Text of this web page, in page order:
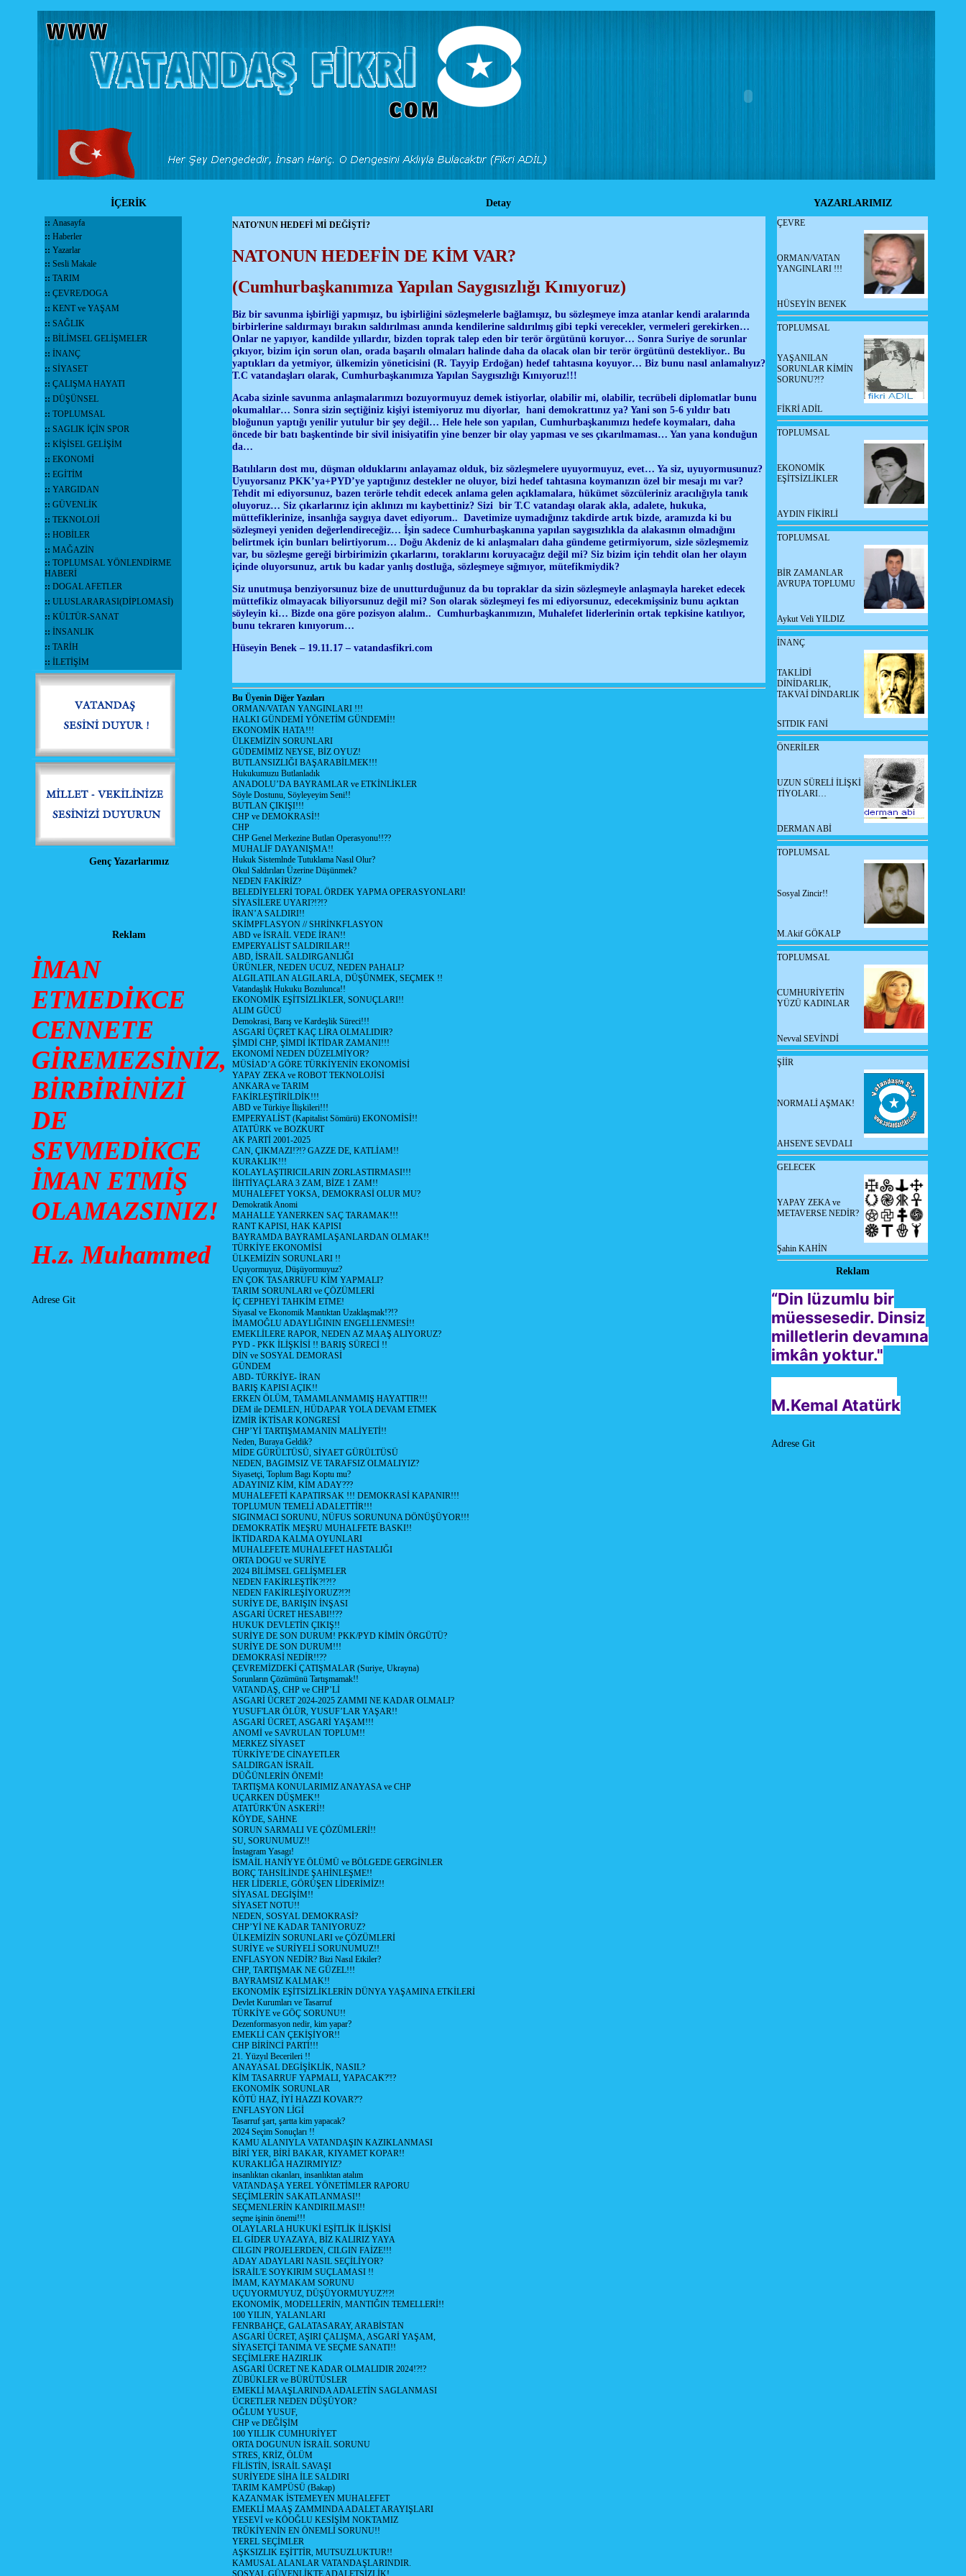
İÇERİK Detay YAZARLARIMIZ
:: Anasayfa
:: Haberler
:: Yazarlar
:: Sesli Makale
:: TARIM
:: ÇEVRE/DOGA
:: KENT ve YAŞAM
:: SAĞLIK
:: BİLİMSEL GELİŞMELER
:: İNANÇ
:: SİYASET
:: ÇALIŞMA HAYATI
:: DÜŞÜNSEL
:: TOPLUMSAL
:: SAGLIK İÇİN SPOR
:: KİŞİSEL GELİŞİM
:: EKONOMİ
:: EGİTİM
:: YARGIDAN
:: GÜVENLİK
:: TEKNOLOJİ
:: HOBİLER
:: MAĞAZİN
:: TOPLUMSAL YÖNLENDİRME
HABERİ
:: DOGAL AFETLER
:: ULUSLARARASI(DİPLOMASİ)
:: KÜLTÜR-SANAT
:: İNSANLIK
:: TARİH
:: İLETİŞİM
Genç Yazarlarımız
Reklam
İMAN
ETMEDİKCE
CENNETE
GİREMEZSİNİZ,
BİRBİRİNİZİ
DE
SEVMEDİKCE
İMAN ETMİŞ
OLAMAZSINIZ!
H.z. Muhammed
Adrese Git
NATO'NUN HEDEFİ Mİ DEĞİŞTİ?
NATONUN HEDEFİN DE KİM VAR?
(Cumhurbaşkanımıza Yapılan Saygısızlığı Kınıyoruz)
Biz bir savunma işbirliği yapmışız, bu işbirliğini sözleşmelerle bağlamışız, bu sözleşmeye imza atanlar kendi aralarında
birbirlerine saldırmayı bırakın saldırılması anında kendilerine saldırılmış gibi tepki verecekler, vermeleri gerekirken…
Onlar ne yapıyor, kandilde yıllardır, bizden toprak talep eden bir terör örgütünü koruyor… Sonra Suriye de sorunlar
çıkıyor, bizim için sorun olan, orada başarılı olmaları halinde daha da olacak olan bir terör örgütünü destekliyor.. Bu
yaptıkları da yetmiyor, ülkemizin yöneticisini (R. Tayyip Erdoğan) hedef tahtasına koyuyor… Biz bunu nasıl anlamalıyız?
T.C vatandaşları olarak, Cumhurbaşkanımıza Yapılan Saygısızlığı Kınıyoruz!!!
Acaba sizinle savunma anlaşmalarımızı bozuyormuyuz demek istiyorlar, olabilir mi, olabilir, tecrübeli diplomatlar bunu
okumalılar… Sonra sizin seçtiğiniz kişiyi istemiyoruz mu diyorlar, hani demokrattınız ya? Yani son 5-6 yıldır batı
bloğunun yaptığı yenilir yutulur bir şey değil… Hele hele son yapılan, Cumhurbaşkanımızı hedefe koymaları, daha
öncede bir batı başkentinde bir sivil inisiyatifin yine benzer bir olay yapması ve ses çıkarılmaması… Yan yana konduğun
da…
Batılıların dost mu, düşman olduklarını anlayamaz olduk, biz sözleşmelere uyuyormuyuz, evet… Ya siz, uyuyormusunuz?
Uyuyorsanız PKK’ya+PYD’ye yaptığınız destekler ne oluyor, bizi hedef tahtasına koymanızın özel bir mesajı mı var?
Tehdit mi ediyorsunuz, bazen terörle tehdit edecek anlama gelen açıklamalara, hükümet sözcüleriniz aracılığıyla tanık
oluyoruz… Siz çıkarlarınız için aklınızı mı kaybettiniz? Sizi bir T.C vatandaşı olarak akla, adalete, hukuka,
müttefiklerinize, insanlığa saygıya davet ediyorum.. Davetimize uymadığınız takdirde artık bizde, aramızda ki bu
sözleşmeyi yeniden değerlendireceğiz… İşin sadece Cumhurbaşkanına yapılan saygısızlıkla da alakasının olmadığını
belirtmek için bunları belirtiyorum… Doğu Akdeniz de ki anlaşmaları daha gündeme getirmiyorum, sizle sözleşmemiz
var, bu sözleşme gereği birbirimizin çıkarlarını, toraklarını koruyacağız değil mi? Siz bizim için tehdit olan her olayın
içinde oluyorsunuz, artık bu kadar yanlış dostluğa, sözleşmeye sığmıyor, mütefikmiydik?
Siz unutmuşa benziyorsunuz bize de unutturduğunuz da bu topraklar da sizin sözleşmeyle anlaşmayla hareket edecek
müttefikiz olmayacak biliyorsunuz değil mi? Son olarak sözleşmeyi fes mi ediyorsunuz, edecekmişsiniz bunu açıktan
söyleyin ki… Bizde ona göre pozisyon alalım.. Cumhurbaşkanımızın, Muhalefet liderlerinin ortak tepkisine katılıyor,
bunu tekraren kınıyorum…
Hüseyin Benek – 19.11.17 – vatandasfikri.com
Bu Üyenin Diğer Yazıları
ORMAN/VATAN YANGINLARI !!!
HALKI GÜNDEMİ YÖNETİM GÜNDEMİ!!
EKONOMİK HATA!!!
ÜLKEMİZİN SORUNLARI
GÜDEMİMİZ NEYSE, BİZ OYUZ!
BUTLANSIZLIĞI BAŞARABİLMEK!!!
Hukukumuzu Butlanladık
ANADOLU’DA BAYRAMLAR ve ETKİNLİKLER
Söyle Dostunu, Söyleyeyim Seni!!
BUTLAN ÇIKIŞI!!!
CHP ve DEMOKRASİ!!
CHP
CHP Genel Merkezine Butlan Operasyonu!!??
MUHALİF DAYANIŞMA!!
Hukuk Sistemlnde Tutuklama Nasıl Olur?
Okul Saldırıları Üzerine Düşünmek?
NEDEN FAKİRİZ?
BELEDİYELERİ TOPAL ÖRDEK YAPMA OPERASYONLARI!
SİYASİLERE UYARI?!?!?
İRAN’A SALDIRI!!
SKİMPFLASYON // SHRİNKFLASYON
ABD ve İSRAİL VEDE İRAN!!
EMPERYALİST SALDIRILAR!!
ABD, İSRAİL SALDIRGANLIĞI
ÜRÜNLER, NEDEN UCUZ, NEDEN PAHALI?
ALGILATILAN ALGILARLA, DÜŞÜNMEK, SEÇMEK !!
Vatandaşlık Hukuku Bozulunca!!
EKONOMİK EŞİTSİZLİKLER, SONUÇLARI!!
ALIM GÜCÜ
Demokrasi, Barış ve Kardeşlik Süreci!!!
ASGARİ ÜÇRET KAÇ LİRA OLMALIDIR?
ŞİMDİ CHP, ŞİMDİ İKTİDAR ZAMANI!!!
EKONOMİ NEDEN DÜZELMİYOR?
MÜSİAD’A GÖRE TÜRKİYENİN EKONOMİSİ
YAPAY ZEKA ve ROBOT TEKNOLOJİSİ
ANKARA ve TARIM
FAKİRLEŞTİRİLDİK!!!
ABD ve Türkiye İlişkileri!!!
EMPERYALİST (Kapitalist Sömürü) EKONOMİSİ!!
ATATÜRK ve BOZKURT
AK PARTİ 2001-2025
CAN, ÇIKMAZI!?!? GAZZE DE, KATLİAM!!
KURAKLIK!!!
KOLAYLAŞTIRICILARIN ZORLASTIRMASI!!!
İİHTİYAÇLARA 3 ZAM, BİZE 1 ZAM!!
MUHALEFET YOKSA, DEMOKRASİ OLUR MU?
Demokratik Anomi
MAHALLE YANERKEN SAÇ TARAMAK!!!
RANT KAPISI, HAK KAPISI
BAYRAMDA BAYRAMLAŞANLARDAN OLMAK!!
TÜRKİYE EKONOMİSİ
ÜLKEMİZİN SORUNLARI !!
Uçuyormuyuz, Düşüyormuyuz?
EN ÇOK TASARRUFU KİM YAPMALI?
TARIM SORUNLARI ve ÇÖZÜMLERİ
İÇ CEPHEYİ TAHKİM ETME!
Siyasal ve Ekonomik Mantıktan Uzaklaşmak!?!?
İMAMOĞLU ADAYLIĞININ ENGELLENMESİ!!
EMEKLİLERE RAPOR, NEDEN AZ MAAŞ ALIYORUZ?
PYD - PKK İLİŞKİSİ !! BARIŞ SÜRECİ !!
DİN ve SOSYAL DEMORASİ
GÜNDEM
ABD- TÜRKİYE- İRAN
BARIŞ KAPISI AÇIK!!
ERKEN ÖLÜM, TAMAMLANMAMIŞ HAYATTIR!!!
DEM ile DEMLEN, HÜDAPAR YOLA DEVAM ETMEK
İZMİR İKTİSAR KONGRESİ
CHP’Yİ TARTIŞMAMANIN MALİYETİ!!
Neden, Buraya Geldik?
MİDE GÜRÜLTÜSÜ, SİYAET GÜRÜLTÜSÜ
NEDEN, BAGIMSIZ VE TARAFSIZ OLMALIYIZ?
Siyasetçi, Toplum Bagı Koptu mu?
ADAYINIZ KİM, KİM ADAY???
MUHALEFETİ KAPATIRSAK !!! DEMOKRASİ KAPANIR!!!
TOPLUMUN TEMELİ ADALETTİR!!!
SIGINMACI SORUNU, NÜFUS SORUNUNA DÖNÜŞÜYOR!!!
DEMOKRATİK MEŞRU MUHALFETE BASKI!!
İKTİDARDA KALMA OYUNLARI
MUHALEFETE MUHALEFET HASTALIĞI
ORTA DOGU ve SURİYE
2024 BİLİMSEL GELİŞMELER
NEDEN FAKİRLEŞTİK?!?!?
NEDEN FAKİRLEŞİYORUZ?!?!
SURİYE DE, BARIŞIN İNŞASI
ASGARİ ÜCRET HESABI!!??
HUKUK DEVLETİN ÇIKIŞ!!
SURİYE DE SON DURUM! PKK/PYD KİMİN ÖRGÜTÜ?
SURİYE DE SON DURUM!!!
DEMOKRASİ NEDİR!!??
ÇEVREMİZDEKİ ÇATIŞMALAR (Suriye, Ukrayna)
Sorunların Çözümünü Tartışmamak!!
VATANDAŞ, CHP ve CHP’Lİ
ASGARİ ÜCRET 2024-2025 ZAMMI NE KADAR OLMALI?
YUSUF'LAR ÖLÜR, YUSUF’LAR YAŞAR!!
ASGARİ ÜCRET, ASGARİ YAŞAM!!!
ANOMİ ve SAVRULAN TOPLUM!!
MERKEZ SİYASET
TÜRKİYE’DE CİNAYETLER
SALDIRGAN İSRAİL
DÜĞÜNLERİN ÖNEMİ!
TARTIŞMA KONULARIMIZ ANAYASA ve CHP
UÇARKEN DÜŞMEK!!
ATATÜRK'ÜN ASKERİ!!
KÖYDE, SAHNE
SORUN SARMALI VE ÇÖZÜMLERİ!!
SU, SORUNUMUZ!!
İnstagram Yasagı!
İSMAİL HANİYYE ÖLÜMÜ ve BÖLGEDE GERGİNLER
BORÇ TAHSİLİNDE ŞAHİNLEŞME!!
HER LİDERLE, GÖRÜŞEN LİDERİMİZ!!
SİYASAL DEGİŞİM!!
SİYASET NOTU!!
NEDEN, SOSYAL DEMOKRASİ?
CHP’Yİ NE KADAR TANIYORUZ?
ÜLKEMİZİN SORUNLARI ve ÇÖZÜMLERİ
SURİYE ve SURİYELİ SORUNUMUZ!!
ENFLASYON NEDİR? Bizi Nasıl Etkiler?
CHP, TARTIŞMAK NE GÜZEL!!!
BAYRAMSIZ KALMAK!!
EKONOMİK EŞİTSİZLİKLERİN DÜNYA YAŞAMINA ETKİLERİ
Devlet Kurumları ve Tasarruf
TÜRKİYE ve GÖÇ SORUNU!!
Dezenformasyon nedir, kim yapar?
EMEKLİ CAN ÇEKİŞİYOR!!
CHP BİRİNCİ PARTİ!!!
21. Yüzyıl Becerileri !!
ANAYASAL DEGİŞİKLİK, NASIL?
KİM TASARRUF YAPMALI, YAPACAK?'!?
EKONOMİK SORUNLAR
KÖTÜ HAZ, İYİ HAZZI KOVAR?'?
ENFLASYON LİGİ
Tasarruf şart, şartta kim yapacak?
2024 Seçim Sonuçları !!
KAMU ALANIYLA VATANDAŞIN KAZIKLANMASI
BİRİ YER, BİRİ BAKAR, KIYAMET KOPAR!!
KURAKLIĞA HAZIRMIYIZ?
insanlıktan cıkanları, insanlıktan atalım
VATANDAŞA YEREL YÖNETİMLER RAPORU
SEÇİMLERİN SAKATLANMASI!!
SEÇMENLERİN KANDIRILMASI!!
seçme işinin önemi!!!
OLAYLARLA HUKUKİ EŞİTLİK İLİŞKİSİ
EL GİDER UYAZAYA, BİZ KALIRIZ YAYA
CILGIN PROJELERDEN, CILGIN FAİZE!!!
ADAY ADAYLARI NASIL SEÇİLİYOR?
İSRAİL'E SOYKIRIM SUÇLAMASI !!
İMAM, KAYMAKAM SORUNU
UÇUYORMUYUZ, DÜŞÜYORMUYUZ?!?!
EKONOMİK, MODELLERİN, MANTIĞIN TEMELLERİ!!
100 YILIN, YALANLARI
FENRBAHÇE, GALATASARAY, ARABİSTAN
ASGARİ ÜCRET, AŞIRI ÇALIŞMA, ASGARİ YAŞAM,
SİYASETÇİ TANIMA VE SEÇME SANATI!!
SEÇİMLERE HAZIRLIK
ASGARİ ÜCRET NE KADAR OLMALIDIR 2024!?!?
ZÜBÜKLER ve BÜRÜTÜSLER
EMEKLİ MAAŞLARINDA ADALETİN SAGLANMASI
ÜCRETLER NEDEN DÜŞÜYOR?
OĞLUM YUSUF,
CHP ve DEĞİŞİM
100 YILLIK CUMHURİYET
ORTA DOGUNUN İSRAİL SORUNU
STRES, KRİZ, ÖLÜM
FİLİSTİN, İSRAİL SAVAŞI
SURİYEDE SİHA İLE SALDIRI
TARIM KAMPÜSÜ (Bakap)
KAZANMAK İSTEMEYEN MUHALEFET
EMEKLİ MAAŞ ZAMMINDA ADALET ARAYIŞLARI
YESEVİ ve KÖOĞLU KESİŞİM NOKTAMIZ
TRÜKİYENİN EN ÖNEMLİ SORUNU!!
YEREL SEÇİMLER
AŞKSIZLIK EŞİTTİR, MUTSUZLUKTUR!!
KAMUSAL ALANLAR VATANDAŞLARINDIR.
SOSYAL GÜVENLİKTE ADALETSİZLİK!
ÇEVRE
ORMAN/VATAN
YANGINLARI !!!
HÜSEYİN BENEK
TOPLUMSAL
YAŞANILAN
SORUNLAR KİMİN
SORUNU?!?
FİKRİ ADİL
TOPLUMSAL
EKONOMİK
EŞİTSİZLİKLER
AYDIN FİKİRLİ
TOPLUMSAL
BİR ZAMANLAR
AVRUPA TOPLUMU
Aykut Veli YILDIZ
İNANÇ
TAKLİDİ
DİNİDARLIK,
TAKVAİ DİNDARLIK
SITDIK FANİ
ÖNERİLER
UZUN SÜRELİ İLİŞKİ
TİYOLARI…
DERMAN ABİ
TOPLUMSAL
Sosyal Zincir!!
M.Akif GÖKALP
TOPLUMSAL
CUMHURİYETİN
YÜZÜ KADINLAR
Nevval SEVİNDİ
ŞİİR
NORMALİ AŞMAK!
AHSEN'E SEVDALI
GELECEK
YAPAY ZEKA ve
METAVERSE NEDİR?
Şahin KAHİN
Reklam
“Din lüzumlu bir
müessesedir. Dinsiz
milletlerin devamına
imkân yoktur."
M.Kemal Atatürk
Adrese Git